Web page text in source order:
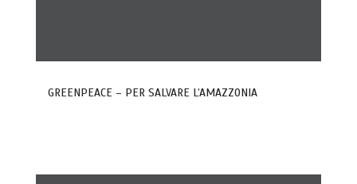
GREENPEACE – PER SALVARE L’AMAZZONIA